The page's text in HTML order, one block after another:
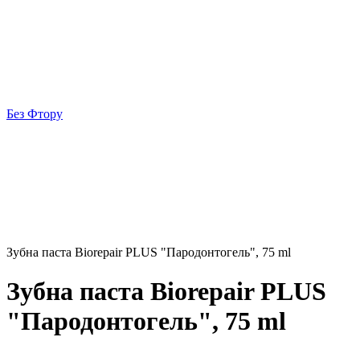
Без Фтору
Зубна паста Biorepair PLUS "Пародонтогель", 75 ml
Зубна паста Biorepair PLUS
"Пародонтогель", 75 ml